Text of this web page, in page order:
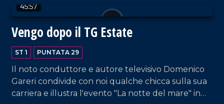
45:57
Vengo dopo il TG Estate
ST 1 PUNTATA 29
Il noto conduttore e autore televisivo Domenico
Gareri condivide con noi qualche chicca sulla sua
carriera e illustra l'evento "La notte del mare" in
VAI AL TITOLO